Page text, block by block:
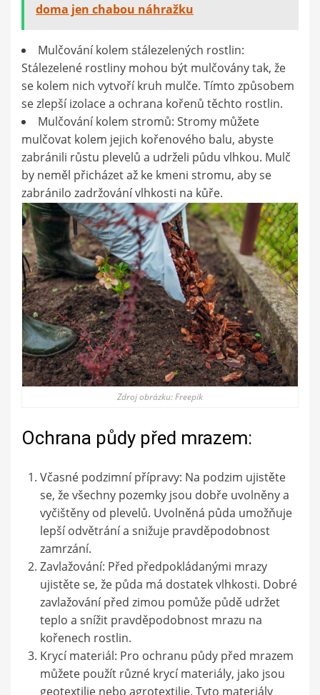
doma jen chabou náhražku
Mulčování kolem stálezelených rostlin:
Stálezelené rostliny mohou být mulčovány tak, že
se kolem nich vytvoří kruh mulče. Tímto způsobem
se zlepší izolace a ochrana kořenů těchto rostlin.
Mulčování kolem stromů: Stromy můžete
mulčovat kolem jejich kořenového balu, abyste
zabránili růstu plevelů a udrželi půdu vlhkou. Mulč
by neměl přicházet až ke kmeni stromu, aby se
zabránilo zadržování vlhkosti na kůře.
Zdroj obrázku: Freepik
Ochrana půdy před mrazem:
Včasné podzimní přípravy: Na podzim ujistěte
se, že všechny pozemky jsou dobře uvolněny a
vyčištěny od plevelů. Uvolněná půda umožňuje
lepší odvětrání a snižuje pravděpodobnost
zamrzání.
Zavlažování: Před předpokládanými mrazy
ujistěte se, že půda má dostatek vlhkosti. Dobré
zavlažování před zimou pomůže půdě udržet
teplo a snížit pravděpodobnost mrazu na
kořenech rostlin.
Krycí materiál: Pro ochranu půdy před mrazem
můžete použít různé krycí materiály, jako jsou
geotextilie nebo agrotextilie. Tyto materiály